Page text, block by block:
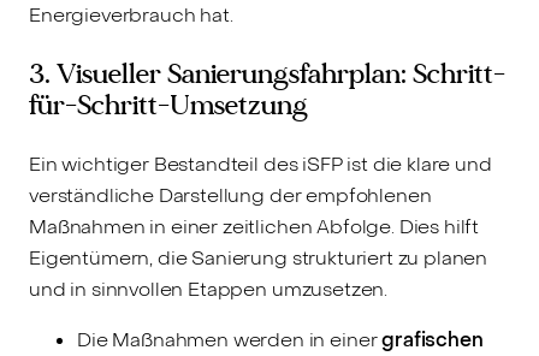
Energieverbrauch hat.
3. Visueller Sanierungsfahrplan: Schritt-
für-Schritt-Umsetzung
Ein wichtiger Bestandteil des iSFP ist die klare und
verständliche Darstellung der empfohlenen
Maßnahmen in einer zeitlichen Abfolge. Dies hilft
Eigentümern, die Sanierung strukturiert zu planen
und in sinnvollen Etappen umzusetzen.
Die Maßnahmen werden in einergrafischen